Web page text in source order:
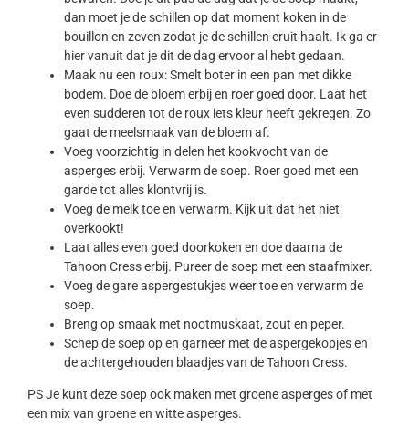
dan moet je de schillen op dat moment koken in de
bouillon en zeven zodat je de schillen eruit haalt. Ik ga er
hier vanuit dat je dit de dag ervoor al hebt gedaan.
Maak nu een roux: Smelt boter in een pan met dikke
bodem. Doe de bloem erbij en roer goed door. Laat het
even sudderen tot de roux iets kleur heeft gekregen. Zo
gaat de meelsmaak van de bloem af.
Voeg voorzichtig in delen het kookvocht van de
asperges erbij. Verwarm de soep. Roer goed met een
garde tot alles klontvrij is.
Voeg de melk toe en verwarm. Kijk uit dat het niet
overkookt!
Laat alles even goed doorkoken en doe daarna de
Tahoon Cress erbij. Pureer de soep met een staafmixer.
Voeg de gare aspergestukjes weer toe en verwarm de
soep.
Breng op smaak met nootmuskaat, zout en peper.
Schep de soep op en garneer met de aspergekopjes en
de achtergehouden blaadjes van de Tahoon Cress.
PS Je kunt deze soep ook maken met groene asperges of met
een mix van groene en witte asperges.